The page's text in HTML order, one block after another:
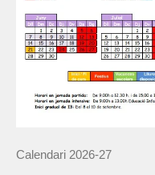
Calendari 2026-27